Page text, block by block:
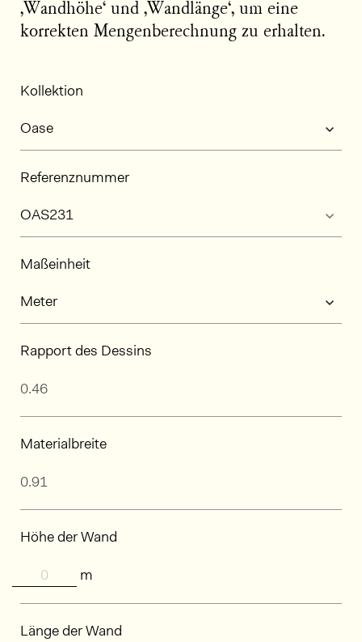
‚Wandhöhe‘ und ‚Wandlänge‘, um eine
korrekten Mengenberechnung zu erhalten.
Kollektion
Referenznummer
Maßeinheit
Rapport des Dessins
Materialbreite
Höhe der Wand
m
Länge der Wand